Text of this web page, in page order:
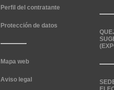
Perfil del contratante
Protección de datos
Mapa web
Aviso legal